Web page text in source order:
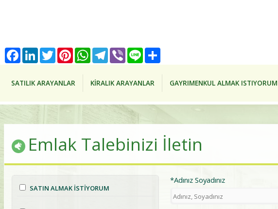
SATILIK ARAYANLAR KİRALIK ARAYANLAR GAYRIMENKUL ALMAK ISTIYORUM
Emlak Talebinizi İletin
SATIN ALMAK İSTİYORUM
*Adınız Soyadınız
FacebookLinkedInTwitterPinterestWhatsAppTelegram
Viber Line Share